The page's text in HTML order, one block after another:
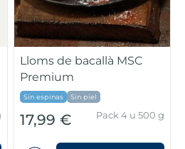
Lloms de bacallà MSC
Premium
Sin espinas Sin piel
17,99 € Pack 4 u 500 g